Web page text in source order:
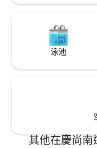
지 세탁·건조기, 다이슨 헤
시 6만원 추가. (별도 문의)
泳池
其他在慶尚